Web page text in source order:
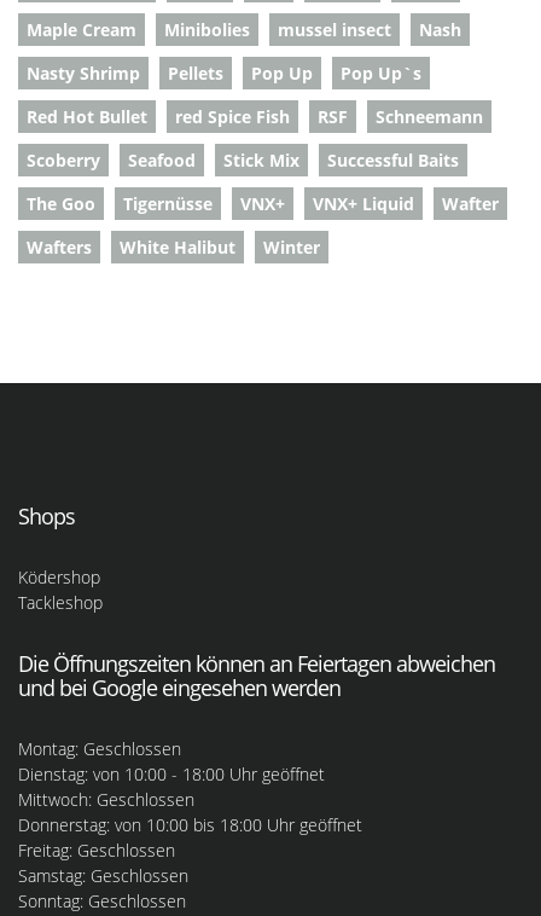
Maple Cream
Minibolies mussel insect
Nash
Nasty Shrimp
Pellets Pop Up
Pop Up`s
Red Hot Bullet
red Spice Fish RSF
Schneemann
Scoberry
Seafood Stick Mix
Successful Baits
The Goo
Tigernüsse VNX+ VNX+ Liquid
Wafter
Wafters
White Halibut Winter
Shops
Ködershop
Tackleshop
Die Öffnungszeiten können an Feiertagen abweichen
und bei Google eingesehen werden
Montag: Geschlossen
Dienstag: von 10:00 - 18:00 Uhr geöffnet
Mittwoch: Geschlossen
Donnerstag: von 10:00 bis 18:00 Uhr geöffnet
Freitag: Geschlossen
Samstag: Geschlossen
Sonntag: Geschlossen